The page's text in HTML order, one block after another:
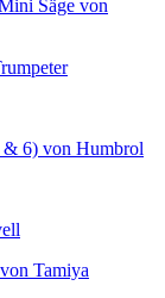
Säge von
& 6) von Humbrol
Tamiya